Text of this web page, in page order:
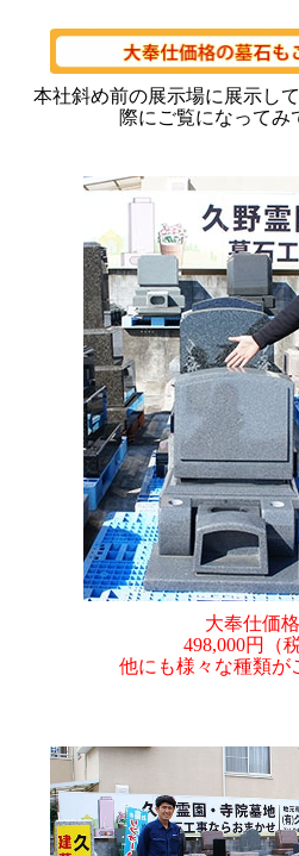
本社斜め前の展示場に展示し
際にご覧になってみ
大奉仕価格
498,000円（
他にも様々な種類が